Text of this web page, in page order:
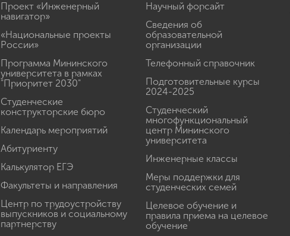
Проект «Инженерный
навигатор»
«Национальные проекты
России»
Программа Мининского
университета в рамках
"Приоритет 2030"
Студенческие
конструкторские бюро
Календарь мероприятий
Абитуриенту
Калькулятор ЕГЭ
Факультеты и направления
Центр по трудоустройству
выпускников и социальному
партнерству
Научный форсайт
Сведения об
образовательной
организации
Телефонный справочник
Подготовительные курсы
2024-2025
Студенческий
многофункциональный
центр Мининского
университета
Инженерные классы
Меры поддержки для
студенческих семей
Целевое обучение и
правила приема на целевое
обучение